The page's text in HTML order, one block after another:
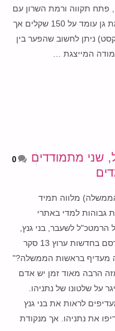
פתח תקווה ורמת השרון עם
תעריף של 1,050. הפער בין ירושלים לרמת גן עומד על 150 שקלים אך
ניתן לחשוב שהפער בין
המייצגת …
שני מתמודדים
0
מלווה תמיד
גבוהות למדי באתרי
הכרזתו של הרמטכ"ל לשעבר, בני גנץ,
על התמודדותו לראשות הממשלה, התפרסם בחדשות ערוץ 13 סקר
מעדיף בראשות הממשלה?"
הרבה מאוד זמן יש אדם
על שלטונו של נתניהו.
לראות את בני גנץ
את נתניהו. אך מנקודת